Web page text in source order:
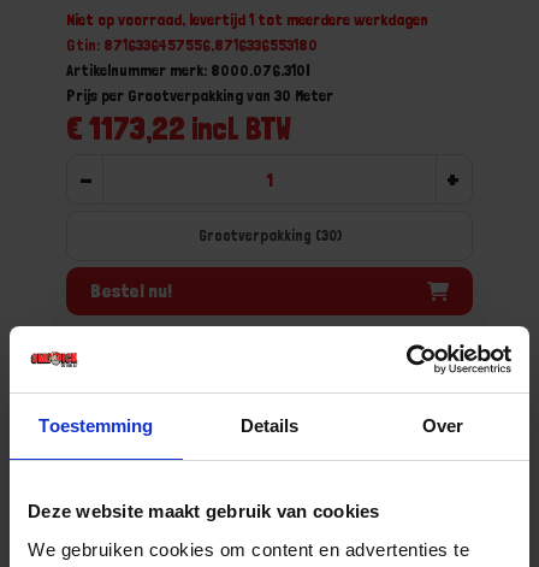
Toestemming Details Over
Deze website maakt gebruik van cookies
We gebruiken cookies om content en advertenties te
Niet op voorraad, levertijd 1 tot meerdere werkdagen
Gtin: 8716336457556,8716336553180
Artikelnummer merk: 8000.076.310I
€ 1173,22 incl. BTW
Prijs per Grootverpakking van 30 Meter
- +
Grootverpakking (30)
Bestel nu!